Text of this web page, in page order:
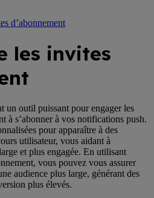
d’abonnement
les invites
un outil puissant pour engager les
à s’abonner à vos notifications push.
pour apparaître à des
utilisateur, vous aidant à
et plus engagée. En utilisant
vous pouvez vous assurer
audience plus large, générant des
plus élevés.